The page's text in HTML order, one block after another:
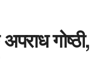
गोष्ठी,